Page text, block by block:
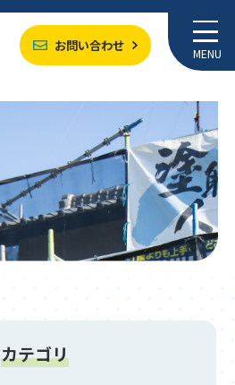
お問い合わせ MENU
カテゴリ